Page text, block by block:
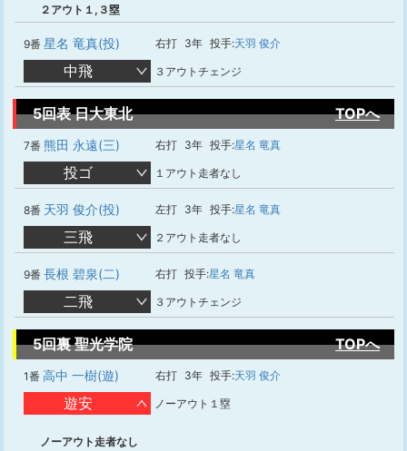
２アウト１,３塁
9番 星名 竜真(投) 右打 3年 投手:天羽 俊介
中飛 ３アウトチェンジ
5回表 日大東北 TOPへ
7番 熊田 永遠(三) 右打 3年 投手:星名 竜真
投ゴ １アウト走者なし
8番 天羽 俊介(投) 左打 3年 投手:星名 竜真
三飛 ２アウト走者なし
9番 長根 碧泉(二) 右打 投手:星名 竜真
二飛 ３アウトチェンジ
5回裏 聖光学院 TOPへ
1番 高中 一樹(遊) 右打 3年 投手:天羽 俊介
遊安 ノーアウト１塁
ノーアウト走者なし